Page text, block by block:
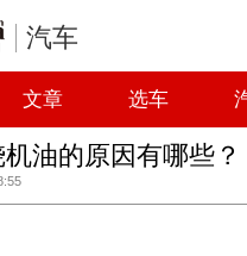
汽车
文章 选车
油的原因有哪些？